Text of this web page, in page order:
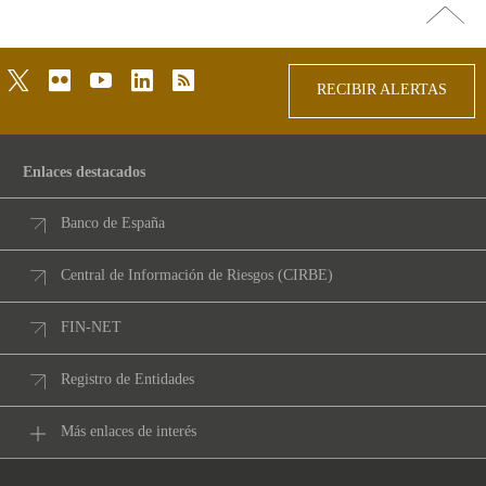
arriba
twitterflickr youtubelinkedinrss
RECIBIR ALERTAS
Enlaces destacados
Banco de España
Central de Información de Riesgos (CIRBE)
FIN-NET
Registro de Entidades
Más enlaces de interés